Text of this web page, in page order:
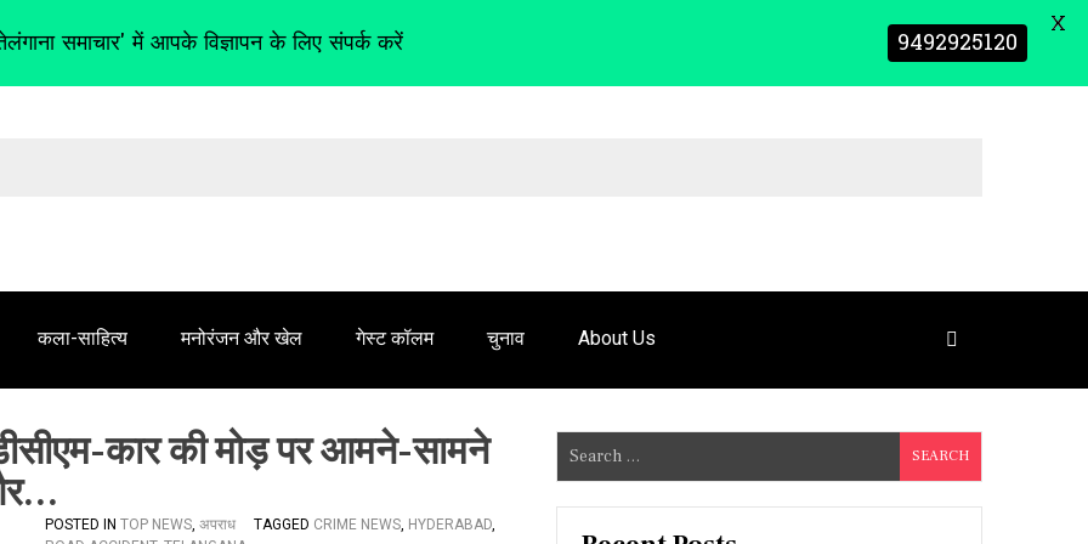
कला-साहित्य मनोरंजन और खेल गेस्ट कॉलम चुनाव About Us
कार की मोड़ पर आमने-सामने
POSTED IN TOP NEWS, अपराध TAGGED CRIME NEWS, HYDERABAD,
e
a
समाचार' में आपके विज्ञापन के लिए संपर्क करें 9492925120 X